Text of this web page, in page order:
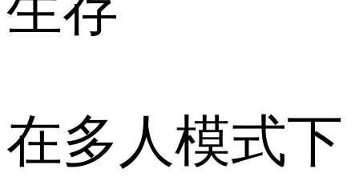
在多人模式下